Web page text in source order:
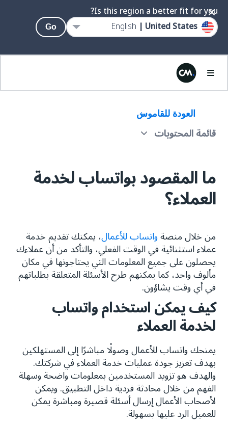
العودة للقاموس
قائمة المحتويات
ما مزايا تقديم خدمة العملاء من خلال واتساب؟
حالات استخدام واتساب في خدمة العملاء
تتبع الطلبات وتحديثاتها
أتمتة الأسئلة المتكررة والخدمة
ما هي أنواع الرسائل المختلفة لخدمة العملاء على
واتساب؟
كيفية البدء باستخدام واتساب لخدمة العملاء
ما المقصود بواتساب لخدمة
العملاء؟
من خلال منصةواتساب للأعمال، يمكنك تقديم خدمة
عملاء استثنائية في الوقت الفعلي، والتأكد من أن عملاءك
يحصلون على جميع المعلومات التي يحتاجونها في مكان
مألوف واحد، كما يمكنهم طرح الأسئلة المتعلقة بطلباتهم
في أي وقت يشاؤون.
كيف يمكن استخدام واتساب
لخدمة العملاء
يمنحك واتساب للأعمال وصولًا مباشرًا إلى المستهلكين
بهدف تعزيز جودة عمليات خدمة العملاء في شركتك.
والهدف هو تزويد المستخدمين بمعلومات واضحة وسهلة
الفهم من خلال محادثة فردية داخل التطبيق. ويمكن
لأصحاب الأعمال إرسال أسئلة قصيرة ومباشرة يمكن
للعميل الرد عليها بسهولة.
Is this region a better fit for you?
United States |
English
Go